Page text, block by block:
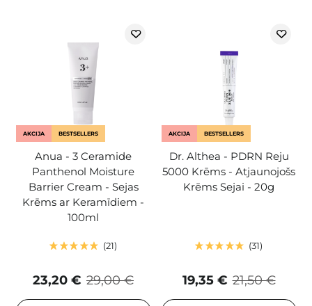
AKCIJA BESTSELLERS
Anua - 3 Ceramide
Panthenol Moisture
Barrier Cream - Sejas
Krēms ar Keramīdiem -
100ml
21
29,00 €
23,20 €
AKCIJA BESTSELLERS
Dr. Althea - PDRN Reju
5000 Krēms - Atjaunojošs
Krēms Sejai - 20g
31
21,50 €
19,35 €